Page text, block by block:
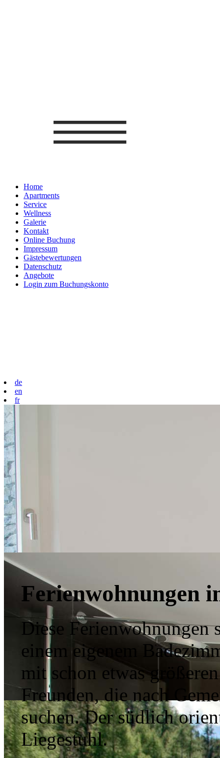
Home
Apartments
Service
Wellness
Galerie
Kontakt
Online Buchung
Impressum
Gästebewertungen
Datenschutz
Angebote
Login zum Buchungskonto
de
en
fr
Ferienwohnungen
Diese Ferienwohnungen
einem eigenem
mit schon etwas
Freunden, die nach
suchen. Der südlich
Liegestuhl.